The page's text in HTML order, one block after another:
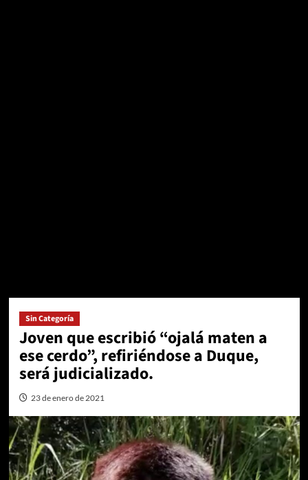
Sin Categoría
Joven que escribió “ojalá maten a
ese cerdo”, refiriéndose a Duque,
será judicializado.
23 de enero de 2021